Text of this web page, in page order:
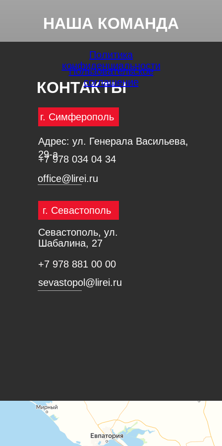
НАША КОМАНДА
КОНТАКТЫ
г. Симферополь
Адрес: ул. Генерала Васильева,
29-а
+7 978 034 04 34
г. Севастополь
Севастополь, ул.
Шабалина, 27
office@lirei.ru
+7 978 881 00 00
Пользовательское
соглашение
sevastopol@lirei.ru
Политика
конфиденциальности